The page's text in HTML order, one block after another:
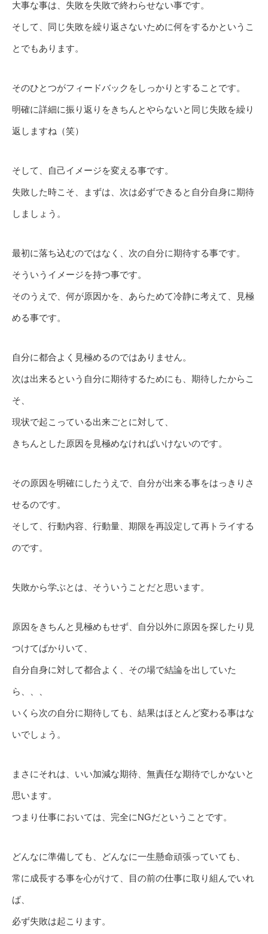
大事な事は、失敗を失敗で終わらせない事です。
そして、同じ失敗を繰り返さないために何をするかというこ
とでもあります。
そのひとつがフィードバックをしっかりとすることです。
明確に詳細に振り返りをきちんとやらないと同じ失敗を繰り
返しますね（笑）
そして、自己イメージを変える事です。
失敗した時こそ、まずは、次は必ずできると自分自身に期待
しましょう。
最初に落ち込むのではなく、次の自分に期待する事です。
そういうイメージを持つ事です。
そのうえで、何が原因かを、あらためて冷静に考えて、見極
める事です。
自分に都合よく見極めるのではありません。
次は出来るという自分に期待するためにも、期待したからこ
そ、
現状で起こっている出来ごとに対して、
きちんとした原因を見極めなければいけないのです。
その原因を明確にしたうえで、自分が出来る事をはっきりさ
せるのです。
そして、行動内容、行動量、期限を再設定して再トライする
のです。
失敗から学ぶとは、そういうことだと思います。
原因をきちんと見極めもせず、自分以外に原因を探したり見
つけてばかりいて、
自分自身に対して都合よく、その場で結論を出していた
ら、、、
いくら次の自分に期待しても、結果はほとんど変わる事はな
いでしょう。
まさにそれは、いい加減な期待、無責任な期待でしかないと
思います。
つまり仕事においては、完全にNGだということです。
どんなに準備しても、どんなに一生懸命頑張っていても、
常に成長する事を心がけて、目の前の仕事に取り組んでいれ
ば、
必ず失敗は起こります。